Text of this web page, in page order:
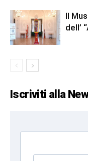
Il
dell’
Iscriviti alla